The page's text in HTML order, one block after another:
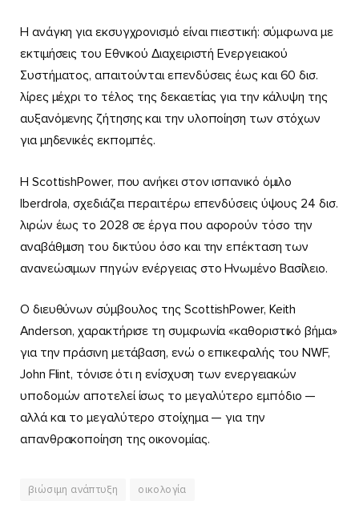
Η ανάγκη για εκσυγχρονισμό είναι πιεστική: σύμφωνα με
εκτιμήσεις του Εθνικού Διαχειριστή Ενεργειακού
Συστήματος, απαιτούνται επενδύσεις έως και 60 δισ.
λίρες μέχρι το τέλος της δεκαετίας για την κάλυψη της
αυξανόμενης ζήτησης και την υλοποίηση των στόχων
για μηδενικές εκπομπές.
Η ScottishPower, που ανήκει στον ισπανικό όμιλο
Iberdrola, σχεδιάζει περαιτέρω επενδύσεις ύψους 24 δισ.
λιρών έως το 2028 σε έργα που αφορούν τόσο την
αναβάθμιση του δικτύου όσο και την επέκταση των
ανανεώσιμων πηγών ενέργειας στο Ηνωμένο Βασίλειο.
Ο διευθύνων σύμβουλος της ScottishPower, Keith
Anderson, χαρακτήρισε τη συμφωνία «καθοριστικό βήμα»
για την πράσινη μετάβαση, ενώ ο επικεφαλής του NWF,
John Flint, τόνισε ότι η ενίσχυση των ενεργειακών
υποδομών αποτελεί ίσως το μεγαλύτερο εμπόδιο —
αλλά και το μεγαλύτερο στοίχημα — για την
απανθρακοποίηση της οικονομίας.
βιώσιμη ανάπτυξη οικολογία